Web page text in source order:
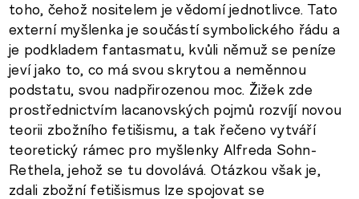
toho, čehož nositelem je vědomí jednotlivce. Tato
externí myšlenka je součástí symbolického řádu a
je podkladem fantasmatu, kvůli němuž se peníze
jeví jako to, co má svou skrytou a neměnnou
podstatu, svou nadpřirozenou moc. Žižek zde
prostřednictvím lacanovských pojmů rozvíjí novou
teorii zbožního fetišismu, a tak řečeno vytváří
teoretický rámec pro myšlenky Alfreda Sohn-
Rethela, jehož se tu dovolává. Otázkou však je,
zdali zbožní fetišismus lze spojovat se